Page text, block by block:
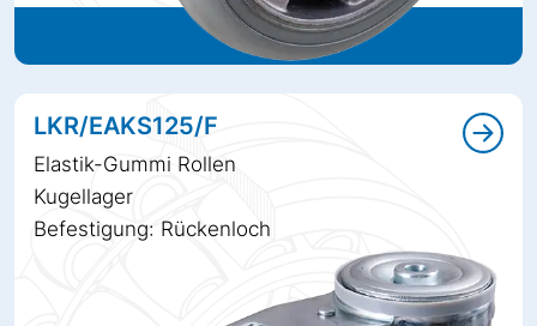
LKR/EAKS125/F
Elastik-Gummi Rollen
Kugellager
Befestigung: Rückenloch